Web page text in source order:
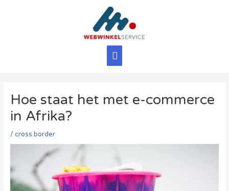
Hoofdmenu
Hoe staat het met e-commerce
in Afrika?
/ cross border